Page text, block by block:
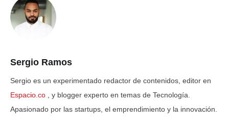
Sergio Ramos
Sergio es un experimentado redactor de contenidos, editor en
Espacio.co
, y blogger experto en temas de Tecnología.
Apasionado por las startups, el emprendimiento y la innovación.